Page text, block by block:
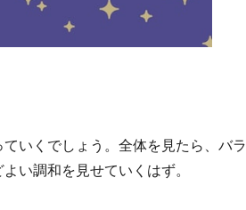
いくでしょう。全体を見たら、バラ
い調和を見せていくはず。